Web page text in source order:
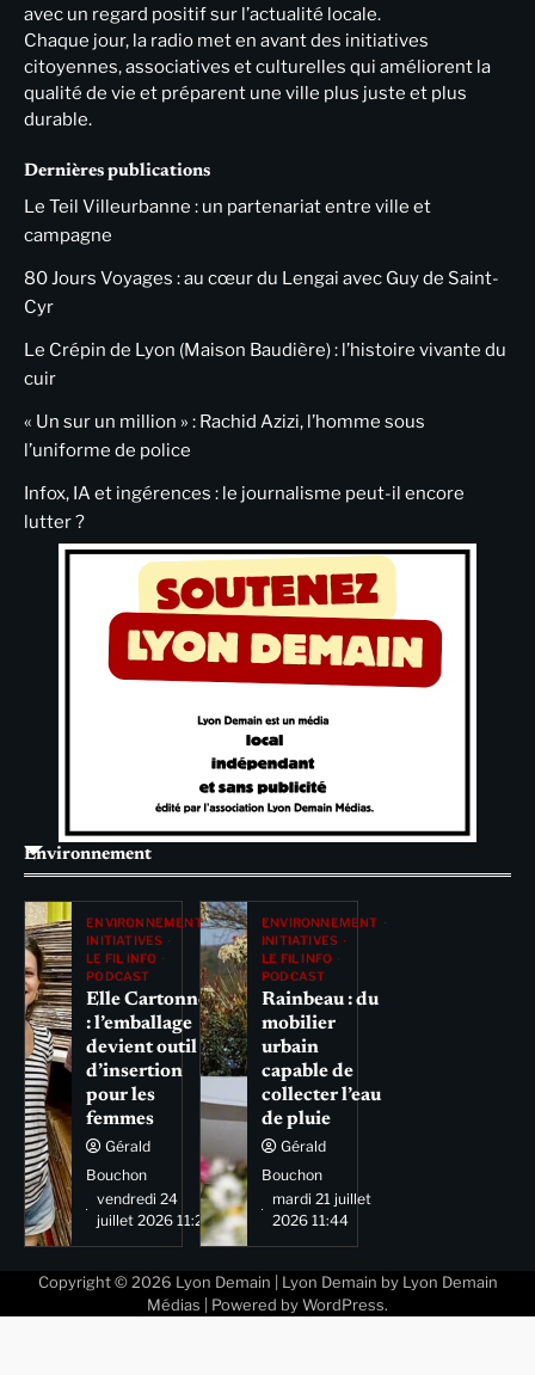
avec un regard positif sur l’actualité locale.
Chaque jour, la radio met en avant des initiatives
citoyennes, associatives et culturelles qui améliorent la
qualité de vie et préparent une ville plus juste et plus
durable.
Dernières publications
Le Teil Villeurbanne : un partenariat entre ville et
campagne
80 Jours Voyages : au cœur du Lengai avec Guy de Saint-
Cyr
Le Crépin de Lyon (Maison Baudière) : l’histoire vivante du
cuir
« Un sur un million » : Rachid Azizi, l’homme sous
l’uniforme de police
Infox, IA et ingérences : le journalisme peut-il encore
lutter ?
Environnement
ENVIRONNEMENT
INITIATIVES
LE FIL INFO
PODCAST
Elle Cartonne
: l’emballage
devient outil
d’insertion
pour les
femmes
Gérald
Bouchon
vendredi 24
juillet 2026 11:29
ENVIRONNEMENT
INITIATIVES
LE FIL INFO
PODCAST
Rainbeau : du
mobilier
urbain
capable de
collecter l’eau
de pluie
Gérald
Bouchon
mardi 21 juillet
2026 11:44
Copyright © 2026 Lyon Demain | Lyon Demain by Lyon Demain
Médias | Powered by WordPress.